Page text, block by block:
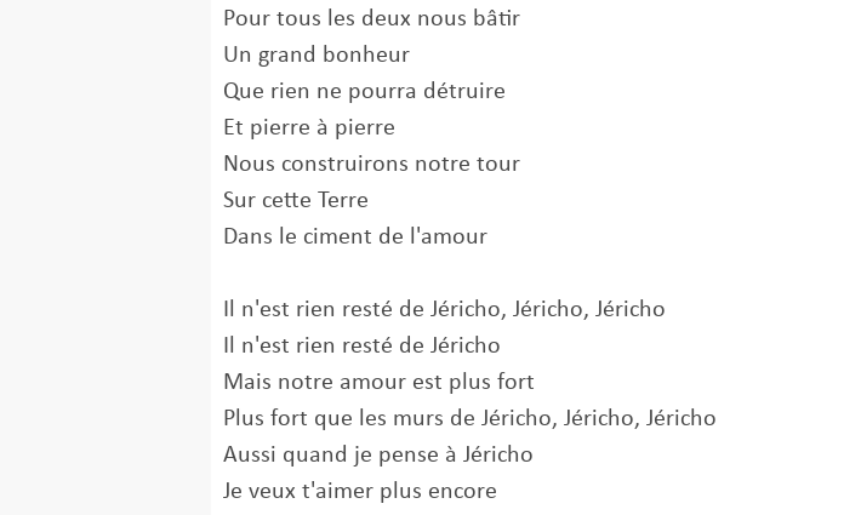
Pour tous les deux nous bâtir
Un grand bonheur
Que rien ne pourra détruire
Et pierre à pierre
Nous construirons notre tour
Sur cette Terre
Dans le ciment de l'amour
Il n'est rien resté de Jéricho, Jéricho, Jéricho
Il n'est rien resté de Jéricho
Mais notre amour est plus fort
Plus fort que les murs de Jéricho, Jéricho, Jéricho
Aussi quand je pense à Jéricho
Je veux t'aimer plus encore